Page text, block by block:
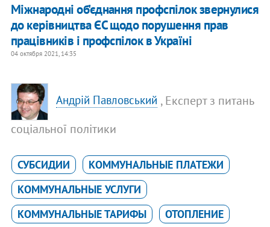
Міжнародні об'єднання профспілок звернулися
до керівництва ЄС щодо порушення прав
працівників і профспілок в Україні
04 октября 2021, 14:35
Андрій Павловський , Експерт з питань
соціальної політики
СУБСИДИИ
КОММУНАЛЬНЫЕ ПЛАТЕЖИ
КОММУНАЛЬНЫЕ УСЛУГИ
КОММУНАЛЬНЫЕ ТАРИФЫ
ОТОПЛЕНИЕ